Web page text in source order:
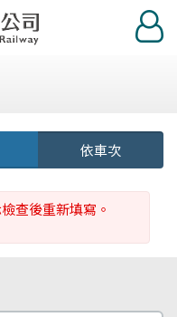
登
入
依車次
查後重新填寫。